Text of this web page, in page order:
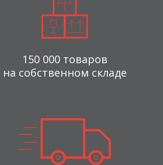
150 000 товаров
на собственном складе